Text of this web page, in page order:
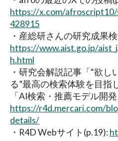
https://x.com/
428915
・産総研さんの研究成果
https://www.aist.go.jp/
h.html
・研究会解説記事「“欲し
る”最高の検索体験を目指
「AI検索・推薦モデル開
https://r4d.mercari.com/
details/
・R4D Webサイト(p.19):